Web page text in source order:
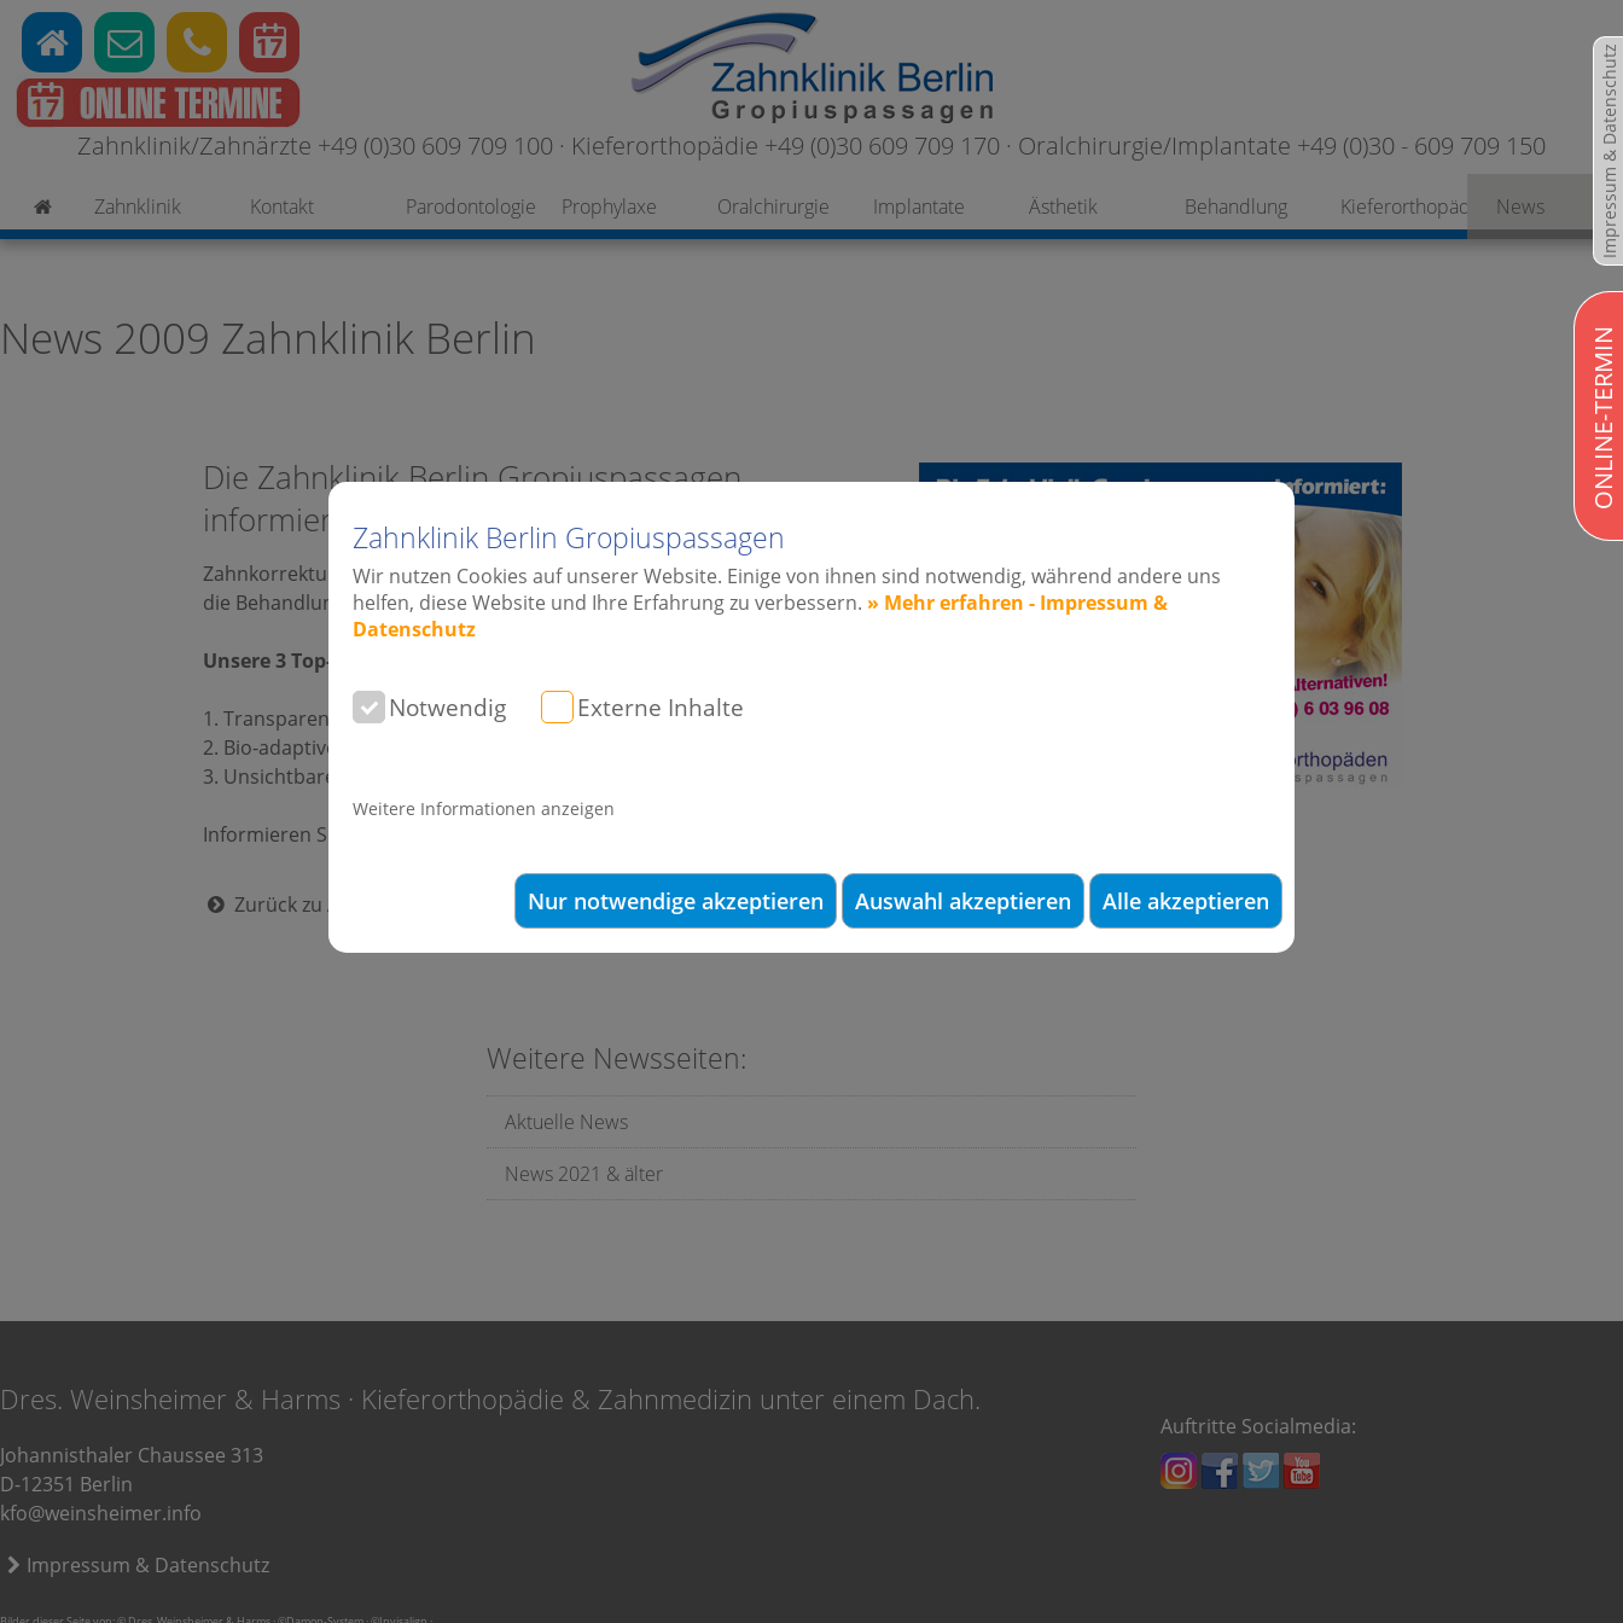
Zahnklinik Berlin Gropiuspassagen
Wir nutzen Cookies auf unserer Website. Einige von ihnen sind notwendig, während andere uns
helfen, diese Website und Ihre Erfahrung zu verbessern. » Mehr erfahren - Impressum &
Datenschutz
Notwendig Externe Inhalte
Weitere Informationen anzeigen
Nur notwendige akzeptieren Auswahl akzeptieren Alle akzeptieren
Impressum & Datenschutz
ONLINE-TERMIN
Zahnklinik/Zahnärzte +49 (0)30 609 709 100 · Kieferorthopädie +49 (0)30 609 709 170 · Oralchirurgie/Implantate +49 (0)30 - 609 709 150
Zahnklinik Kontakt Parodontologie Prophylaxe Oralchirurgie Implantate Ästhetik Behandlung Kieferorthopädie News
News 2009 Zahnklinik Berlin
Die Zahnklinik Berlin Gropiuspassagen
informiert:
Zahnkorrektur für Erwachsene... Neue innovative Techniken verkürzen
die Behandlungszeiten und machen die Zahnspange fast unsichtbar.
Unsere 3 Top-Tip´s für Erwachsene:
1. Transparente Schienentherapie von Invisalign®
2. Bio-adaptive High-Tech Brackets von Damon
3. Unsichtbare Lingualtechnik von Incognito
Informieren Sie sich auch auf unserer Special-Website:
Zurück zu Alle News
Weitere Newsseiten:
Aktuelle News
News 2021 & älter
Dres. Weinsheimer & Harms · Kieferorthopädie & Zahnmedizin unter einem Dach.
Johannisthaler Chaussee 313
D-12351 Berlin
kfo@weinsheimer.info
Impressum & Datenschutz
Auftritte Socialmedia: